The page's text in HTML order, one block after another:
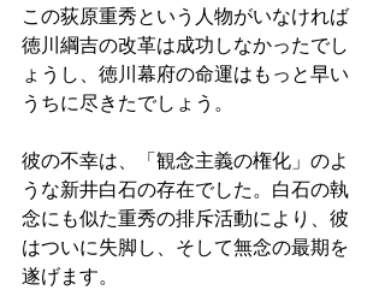
この荻原重秀という人物がいなければ
徳川綱吉の改革は成功しなかったでし
ょうし、徳川幕府の命運はもっと早い
うちに尽きたでしょう。
彼の不幸は、「観念主義の権化」のよ
うな新井白石の存在でした。白石の執
念にも似た重秀の排斥活動により、彼
はついに失脚し、そして無念の最期を
遂げます。